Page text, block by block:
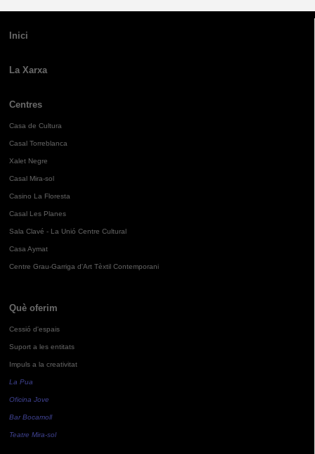
Inici
La Xarxa
Centres
Casa de Cultura
Casal Torreblanca
Xalet Negre
Casal Mira-sol
Casino La Floresta
Casal Les Planes
Sala Clavé - La Unió Centre Cultural
Casa Aymat
Centre Grau-Garriga d'Art Tèxtil Contemporani
Què oferim
Cessió d'espais
Suport a les entitats
Impuls a la creativitat
La Pua
Oficina Jove
Bar Bocamoll
Teatre Mira-sol